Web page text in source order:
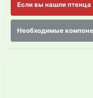
Если вы нашли птенца
Необходимые